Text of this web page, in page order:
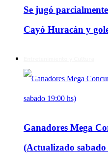
Se jugó
Cayó Huracán y
Ganadores Mega
(Actualizado sabado